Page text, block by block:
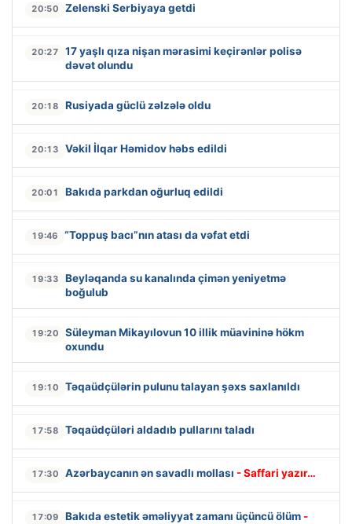
20:50 Zelenski Serbiyaya getdi
20:27
17 yaşlı qıza nişan mərasimi keçirənlər polisə
dəvət olundu
20:18 Rusiyada güclü zəlzələ oldu
20:13 Vəkil İlqar Həmidov həbs edildi
20:01 Bakıda parkdan oğurluq edildi
19:46 “Toppuş bacı”nın atası da vəfat etdi
19:33
Beyləqanda su kanalında çimən yeniyetmə
boğulub
19:20
Süleyman Mikayılovun 10 illik müavininə hökm
oxundu
19:10 Təqaüdçülərin pulunu talayan şəxs saxlanıldı
17:58 Təqaüdçüləri aldadıb pullarını taladı
17:30 Azərbaycanın ən savadlı mollası - Saffari yazır…
17:09 Bakıda estetik əməliyyat zamanı üçüncü ölüm -